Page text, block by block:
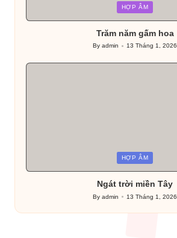
in
HỢP ÂM
Trăm năm gấm hoa
Posted
Byadmin 13 Tháng 1, 2026
in
HỢP ÂM
Ngát trời miền Tây
Posted
by
Byadmin 13 Tháng 1, 2026